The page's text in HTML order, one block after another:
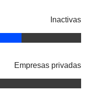
Inactivas
Empresas privadas